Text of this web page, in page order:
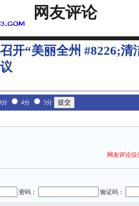
网友评论
开“美丽全州 #8226;
分 4分 5分
网友评论
密码： 验证码：